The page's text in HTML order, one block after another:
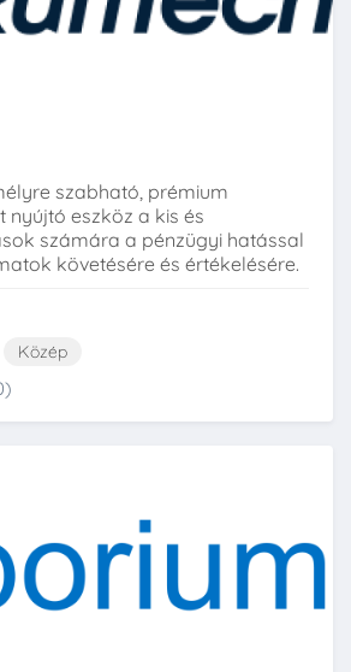
szabható, prémium
eszköz a kis és
számára a pénzügyi hatással
követésére és értékelésére.
Közép